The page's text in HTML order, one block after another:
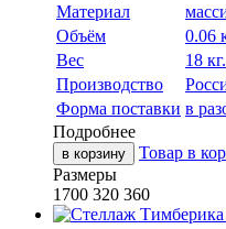
Материал
Объём
0.06
Вес
18 кг.
Производство
Форма поставки в
Подробнее
в корзину
Товар в
Размеры
1700 320 360